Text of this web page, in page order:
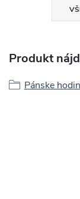
Produkt
Pánske